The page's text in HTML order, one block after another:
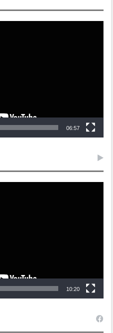
06:57
10:20